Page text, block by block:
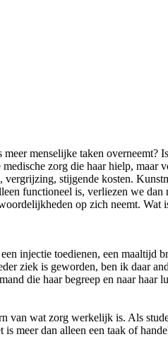
menselijke taken
zorg die haar hielp,
stijgende kosten.
functioneel is, verliezen we
op zich neemt. Wat
injectie toedienen, een
ziek is geworden, ben ik daar
die haar begreep en naar
wat zorg werkelijk is. Als
dan alleen een taak of